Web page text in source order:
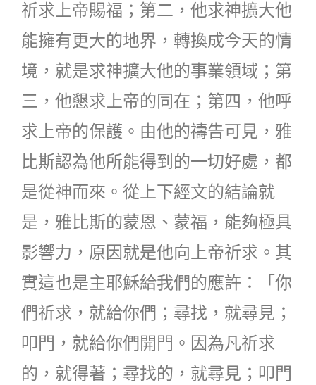
祈求上帝賜福；第二，他求神擴大他
能擁有更大的地界，轉換成今天的情
境，就是求神擴大他的事業領域；第
三，他懇求上帝的同在；第四，他呼
求上帝的保護。由他的禱告可見，雅
比斯認為他所能得到的一切好處，都
是從神而來。從上下經文的結論就
是，雅比斯的蒙恩、蒙福，能夠極具
影響力，原因就是他向上帝祈求。其
實這也是主耶穌給我們的應許：「你
們祈求，就給你們；尋找，就尋見；
叩門，就給你們開門。因為凡祈求
的，就得著；尋找的，就尋見；叩門